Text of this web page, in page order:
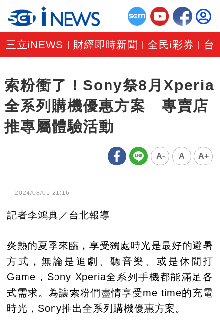
三立iNEWS 財經即時新聞 |全民i彩券 台
索粉衝了！Sony祭8月Xperia
全系列購機優惠方案 專賣店
推專屬體驗活動
A- A A+
2024/08/01 21:16
記者李鴻典／台北報導
炎熱的夏季來臨，享受獨處時光是最好的避暑
方式，無論是追劇、聽音樂、或是休閒打
Game，Sony Xperia全系列手機都能滿足各
式需求。為讓索粉們盡情享受me time的充電
時光，Sony推出全系列購機優惠方案。